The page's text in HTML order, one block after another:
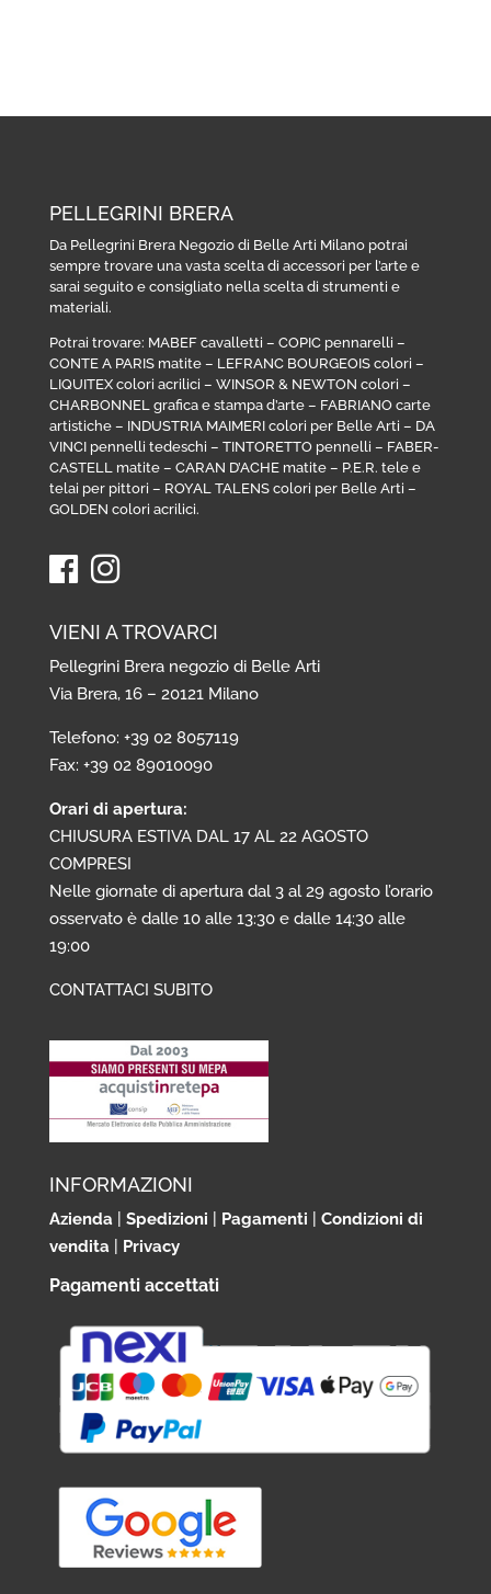
PELLEGRINI BRERA
Da Pellegrini Brera Negozio di Belle Arti Milano potrai
sempre trovare una vasta scelta di accessori per l’arte e
sarai seguito e consigliato nella scelta di strumenti e
materiali.
Potrai trovare: MABEF cavalletti – COPIC pennarelli –
CONTE A PARIS matite– LEFRANC BOURGEOIS colori –
LIQUITEX colori acrilici – WINSOR & NEWTON colori –
CHARBONNEL grafica e stampa d’arte– FABRIANO carte
artistiche– INDUSTRIA MAIMERI colori per Belle Arti – DA
VINCI pennelli tedeschi – TINTORETTO pennelli – FABER-
CASTELL matite– CARAN D’ACHE matite– P.E.R. tele e
telai per pittori – ROYAL TALENS colori per Belle Arti –
GOLDEN colori acrilici.
VIENI A TROVARCI
Pellegrini Brera negozio di Belle Arti
Via Brera, 16 – 20121 Milano
Telefono: +39 02 8057119
Fax: +39 02 89010090
Orari di apertura:
CHIUSURA ESTIVA DAL 17 AL 22 AGOSTO
COMPRESI
Nelle giornate di apertura dal 3 al 29 agosto l’orario
osservato è dalle 10 alle 13:30 e dalle 14:30 alle
19:00
CONTATTACI SUBITO
INFORMAZIONI
Azienda| Spedizioni Pagamenti
Condizioni di
vendita| Privacy
Pagamenti accettati